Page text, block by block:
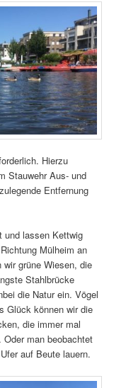
Hierzu
Stauwehr Aus- und
Entfernung
und lassen Kettwig
Mülheim an
grüne Wiesen, die
Stahlbrücke
die Natur ein. Vögel
Glück können wir die
die immer mal
Oder man beobachtet
auf Beute lauern.